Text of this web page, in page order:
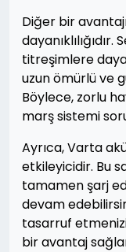
Diğer bir
titreşimlere
uzun ömürlü ve
Böylece, zorlu
marş sistemi
Ayrıca, Varta
etkileyicidir. Bu
tamamen şarj
devam
tasarruf
bir avantaj